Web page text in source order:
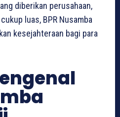
diberikan perusahaan,
luas, BPR Nusamba
kesejahteraan bagi para